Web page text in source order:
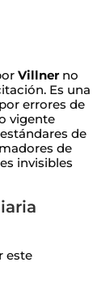
Villner no
Es una
errores de
vigente
de
de
invisibles
este